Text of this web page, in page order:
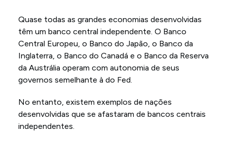
Quase todas as grandes economias desenvolvidas
têm um banco central independente. O Banco
Central Europeu, o Banco do Japão, o Banco da
Inglaterra, o Banco do Canadá e o Banco da Reserva
da Austrália operam com autonomia de seus
governos semelhante à do Fed.
No entanto, existem exemplos de nações
desenvolvidas que se afastaram de bancos centrais
independentes.